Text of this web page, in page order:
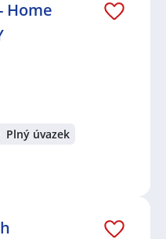
Home
Plný úvazek